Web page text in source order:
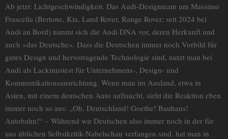
Ab jetzt: Lichtgeschwindigkeit. Das Audi-Designteam um Massimo
Frascella (Bertone, Kia, Land Rover, Range Rover; seit 2024 bei
Audi an Bord) nimmt sich die Audi DNA vor, deren Herkunft und
auch »das Deutsche«. Dass die Deutschen immer noch Vorbild für
gutes Design und hervorragende Technologie sind, nutzt man bei
Audi als Lackmustest für Unternehmens-, Design- und
Kommunikationsausrichtung. Wenn man im Ausland, etwa in
Asien, mit einem deutschen Auto auftaucht, sieht die Reaktion eben
immer noch so aus: „Oh, Deutschland! Goethe! Bauhaus!
Autobahn!“ – Während wir Deutschen also immer noch in der für
uns üblichen Selbstkritik-Nabelschau verfangen sind, hat man in